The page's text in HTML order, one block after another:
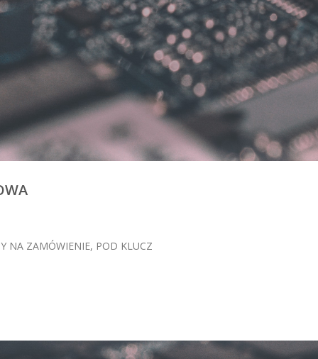
NA ZAMÓWIENIE, POD KLUCZ